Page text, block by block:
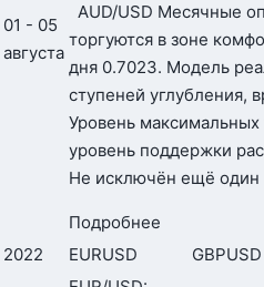
01 - 05
августа
AUD/USD Месячные
торгуются в зоне
дня 0.7023. Модель
ступеней углубления,
Уровень
уровень поддержки
Не исключён ещё один
Подробнее
2022
EURUSD GBPUSD